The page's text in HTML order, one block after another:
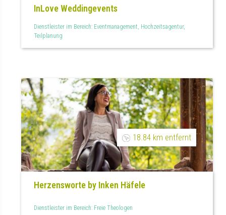
InLove Weddingevents
Dienstleister im Bereich: Eventmanagement, Hochzeitsagentur,
Teilplanung
18.84 km entfernt
Herzensworte by Inken Häfele
Dienstleister im Bereich: Freie Theologen